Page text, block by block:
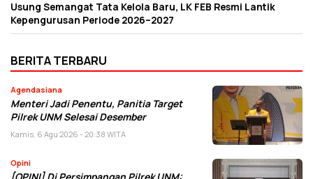
Usung Semangat Tata Kelola Baru, LK FEB Resmi Lantik
Kepengurusan Periode 2026–2027
BERITA TERBARU
Agendasiana
Menteri Jadi Penentu, Panitia Target
Pilrek UNM Selesai Desember
Kamis, 6 Agu 2026 - 20:38 WITA
Opini